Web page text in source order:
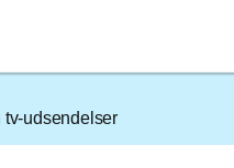
tv-udsendelser